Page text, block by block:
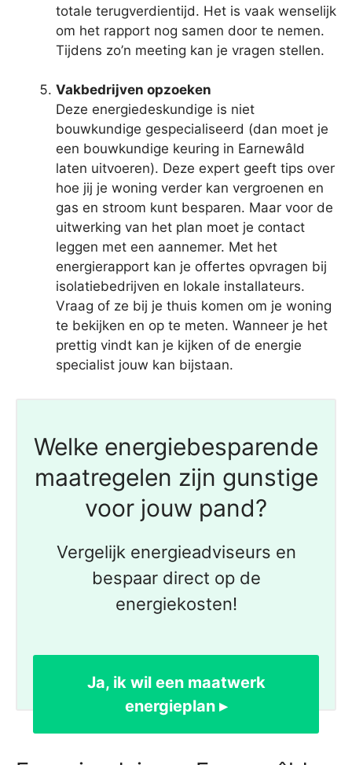
totale terugverdientijd. Het is vaak wenselijk
om het rapport nog samen door te nemen.
Tijdens zo’n meeting kan je vragen stellen.
Vakbedrijven opzoeken
Deze energiedeskundige is niet
bouwkundige gespecialiseerd (dan moet je
een bouwkundige keuring in Earnewâld
laten uitvoeren). Deze expert geeft tips over
hoe jij je woning verder kan vergroenen en
gas en stroom kunt besparen. Maar voor de
uitwerking van het plan moet je contact
leggen met een aannemer. Met het
energierapport kan je offertes opvragen bij
isolatiebedrijven en lokale installateurs.
Vraag of ze bij je thuis komen om je woning
te bekijken en op te meten. Wanneer je het
prettig vindt kan je kijken of de energie
specialist jouw kan bijstaan.
Welke energiebesparende
maatregelen zijn gunstige
voor jouw pand?
Vergelijk energieadviseurs en
bespaar direct op de
energiekosten!
Ja, ik wil een maatwerk
energieplan ▸